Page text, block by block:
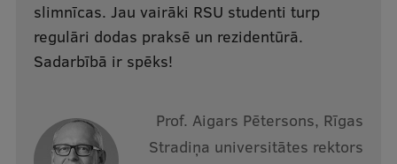
Projekti
Reitingi
Ilgtspējīga attīstība
Studiju un vides pieejamība
slimnīcas. Jau vairāki RSU studenti turp
regulāri dodas praksē un rezidentūrā.
Sadarbībā ir spēks!
Prof. Aigars Pētersons, Rīgas
Stradiņa universitātes rektors